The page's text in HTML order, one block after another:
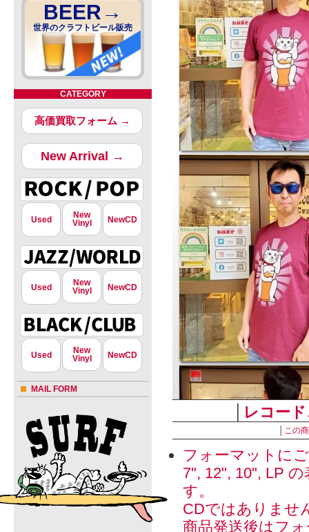
BEER→
世界のクラフトビール販売
CATEGORY
高価買取フォーム →
New Arrival →
Used
New
Vinyl
NewCD
Used
New
Vinyl
NewCD
Used
New
Vinyl
NewCD
MAIL FORM
レコー
この
フォーマットに
7", 12", 10", LP
す。
CDではありませ
商品発送後はフ